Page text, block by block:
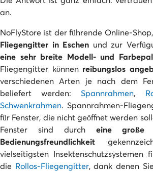
an.
NoFlyStore ist der führende Online-
Fliegengitter in Eschen und zur
eine sehr breite Modell- und
Fliegengitter können reibungslos
verschiedenen Arten je nach dem
beliefert werden:Spannrahmen,
Schwenkrahmen. Spannrahmen-
für Fenster, die nicht geöffnet werden
Fenster sind durch eine große
Bedienungsfreundlichkeit
vielseitigsten Insektenschutzsystemen
die Rollos-Fliegengitter, dank denen